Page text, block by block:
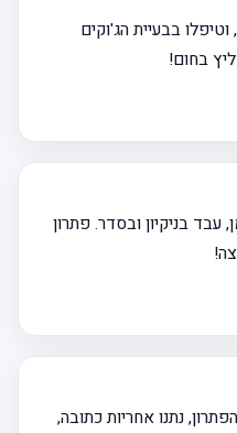
בבעיית הג'וקים
בחום!
עבד בניקיון ובסדר. פתרון
נתנו אחריות כתובה,